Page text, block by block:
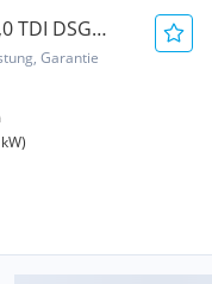
TDI DSG
Garantie